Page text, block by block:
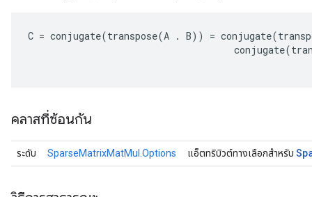
C = conjugate(transpose(A . B)) = conjugate(
conjugate(
คลาสที่ซ้อนกัน
ระดับ SparseMatrixMatMul.Options แอ็ตทริบิวต์ทางเลือกสำหรับ